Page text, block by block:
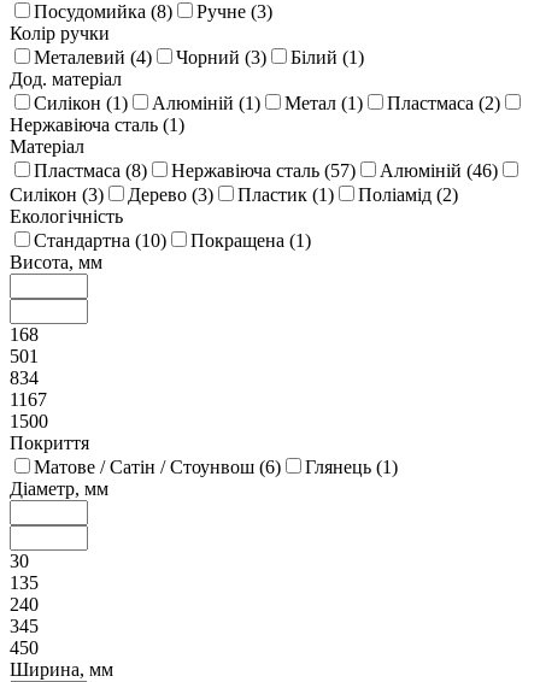
Посудомийка (8) Ручне (3)
Колір ручки
Металевий (4) Чорний (3) Білий (1)
Дод. матеріал
Силікон (1) Алюміній (1) Метал (1) Пластмаса (2)
Нержавіюча сталь (1)
Матеріал
Пластмаса (8) Нержавіюча сталь (57) Алюміній (46)
Силікон (3) Дерево (3) Пластик (1) Поліамід (2)
Екологічність
Стандартна (10) Покращена (1)
Висота, мм
168
501
834
1167
1500
Покриття
Матове / Сатін / Стоунвош (6) Глянець (1)
Діаметр, мм
30
135
240
345
450
Ширина, мм